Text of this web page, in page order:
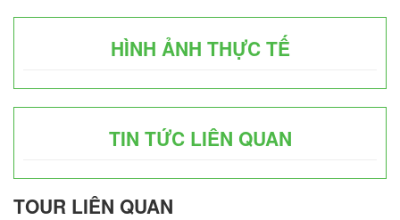
HÌNH ẢNH THỰC TẾ
TIN TỨC LIÊN QUAN
TOUR LIÊN QUAN